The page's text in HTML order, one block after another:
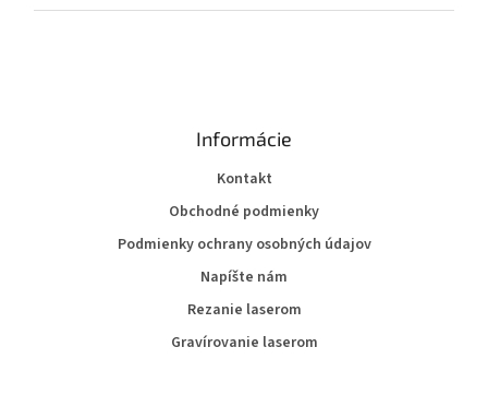
Informácie
Kontakt
Obchodné podmienky
Podmienky ochrany osobných údajov
Napíšte nám
Rezanie laserom
Gravírovanie laserom